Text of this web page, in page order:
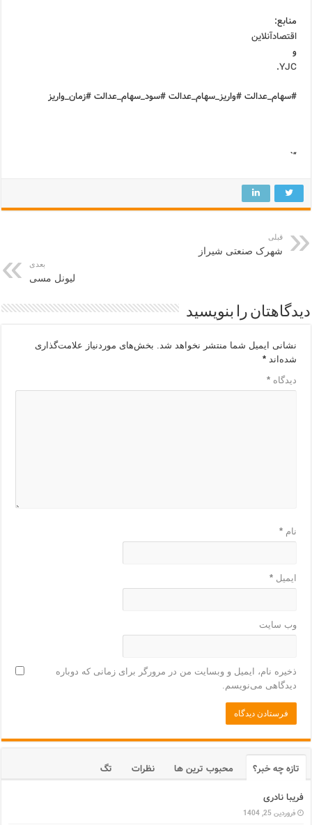
منابع:
اقتصادآنلاین
و
YJC
.
#سهام_عدالت #واریز_سهام_عدالت #سود_سهام_عدالت #زمان_واریز
“`
قبلی
شهرک صنعتی شیراز
بعدی
لیونل مسی
دیدگاهتان را بنویسید
نشانی ایمیل شما منتشر نخواهد شد.
بخش‌های موردنیاز علامت‌گذاری
شده‌اند*
دیدگاه*
نام*
ایمیل*
وب‌ سایت
ذخیره نام، ایمیل و وبسایت من در مرورگر برای زمانی که دوباره
دیدگاهی می‌نویسم.
تازه چه خبر؟ محبوب ترین ها نظرات
تگ
فریبا نادری
فروردین 25, 1404